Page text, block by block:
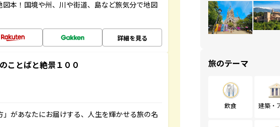
本！国境や州、川や街道、島など旅気分で地図
詳細を見る
ことばと絶景１００
があなたにお届けする、人生を輝かせる旅の名
旅のテーマ
飲食 建築・